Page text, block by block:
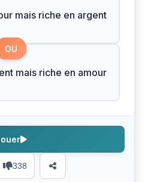
mais riche en argent
OU
mais riche en amour
338